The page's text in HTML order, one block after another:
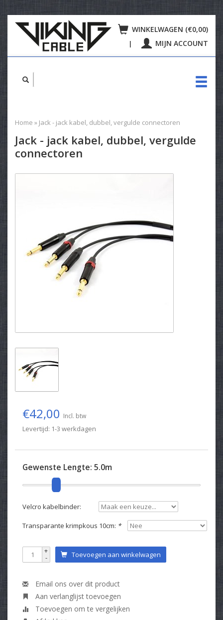
WINKELWAGEN (€0,00)
| MIJN ACCOUNT
Home » Jack - jack kabel, dubbel, vergulde connectoren
Jack - jack kabel, dubbel, vergulde
connectoren
€42,00 Incl. btw
Levertijd: 1-3 werkdagen
Gewenste Lengte: 5.0m
Velcro kabelbinder:
Transparante krimpkous 10cm: *
+
- Toevoegen aan winkelwagen
Email ons over dit product
Aan verlanglijst toevoegen
Toevoegen om te vergelijken